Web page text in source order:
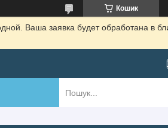
Кошик
Ваша заявка будет обработана в